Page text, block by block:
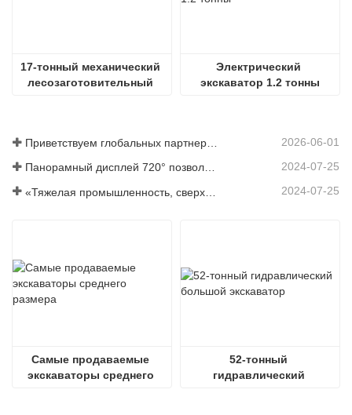
17-тонный механический
лесозаготовительный
Электрический
экскаватор 1.2 тонны
2026-06-01
Панорамный дисплей 720° позволяет понять все аспекты продукта. 2024-07-25
2024-07-25
Самые продаваемые
экскаваторы среднего
52-тонный
гидравлический